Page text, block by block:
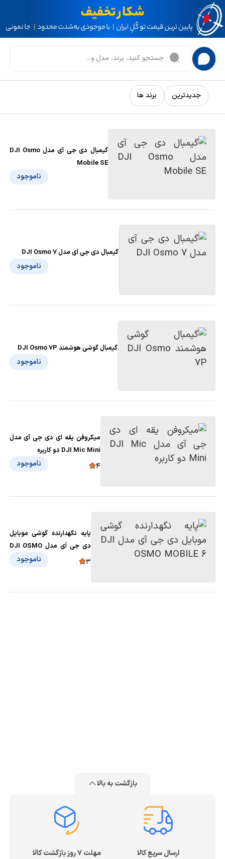
جدیدترین برند ها
گیمبال دی جی آی مدل DJI Osmo
Mobile SE
ناموجود
گیمبال دی جی آی مدل DJI Osmo 7
ناموجود
گیمبال گوشی هوشمند DJI Osmo 7P
ناموجود
میکروفن یقه ای دی جی آی مدل
DJI Mic Mini دو کاربره
4 ناموجود
پایه نگهدارنده گوشی موبایل
دی جی آی مدل DJI OSMO
MOBILE 6
3 ناموجود
بازگشت به بالا
ارسال سریع کالا مهلت ۷ روز بازگشت کالا